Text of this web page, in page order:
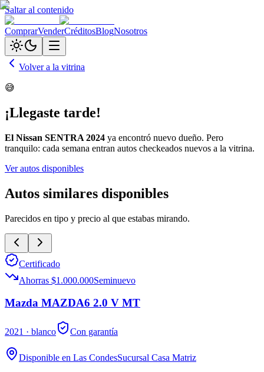
Saltar al contenido
ComprarVenderCréditosBlogNosotros
Volver a la vitrina
😅
¡Llegaste tarde!
El Nissan SENTRA 2024 ya encontró nuevo dueño. Pero
tranquilo: cada semana entran autos checkeados nuevos a la vitrina.
Ver autos disponibles
Autos similares disponibles
Parecidos en tipo y precio al que estabas mirando.
Certificado
Ahorras $1.000.000Seminuevo
Mazda MAZDA6 2.0 V MT
2021 · blanco Con garantía
Disponible en Las CondesSucursal Casa Matriz